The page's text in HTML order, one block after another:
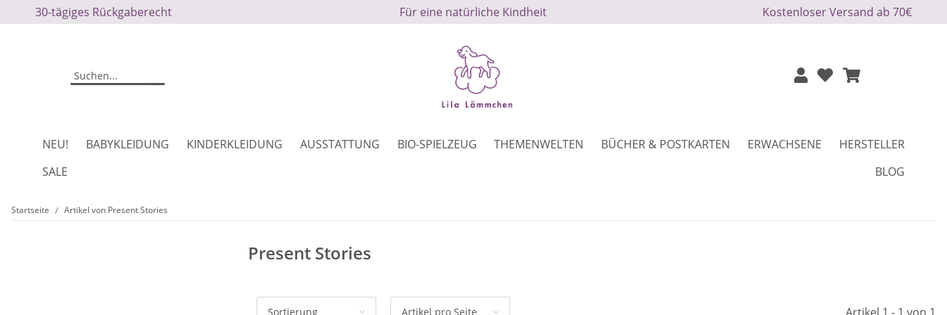
30-tägiges Rückgaberecht Für eine natürliche Kindheit Kostenloser Versand ab 70€
NEU! BABYKLEIDUNG KINDERKLEIDUNG AUSSTATTUNG BIO-SPIELZEUG THEMENWELTEN BÜCHER & POSTKARTEN ERWACHSENE
HERSTELLER
SALE
BLOG
Startseite Artikel von Present Stories
Present Stories
Sortierung Artikel pro Seite